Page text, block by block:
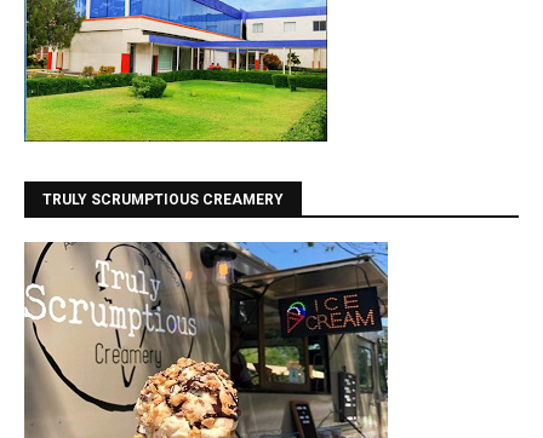
TRULY SCRUMPTIOUS CREAMERY